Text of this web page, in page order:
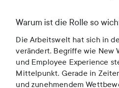
Warum ist die Rolle so
Die Arbeitswelt hat sich in
verändert. Begriffe wie New
und Employee Experience
Mittelpunkt. Gerade in
und zunehmendem